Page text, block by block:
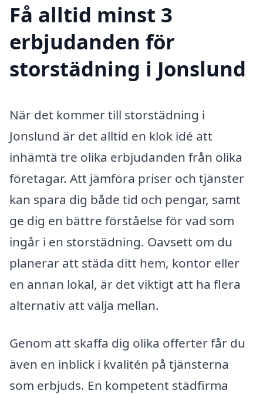
Få alltid minst 3
erbjudanden för
storstädning i Jonslund
När det kommer till storstädning i
Jonslund är det alltid en klok idé att
inhämtä tre olika erbjudanden från olika
företagar. Att jämföra priser och tjänster
kan spara dig både tid och pengar, samt
ge dig en bättre förståelse för vad som
ingår i en storstädning. Oavsett om du
planerar att städa ditt hem, kontor eller
en annan lokal, är det viktigt att ha flera
alternativ att välja mellan.
Genom att skaffa dig olika offerter får du
även en inblick i kvalitén på tjänsterna
som erbjuds. En kompetent städfirma